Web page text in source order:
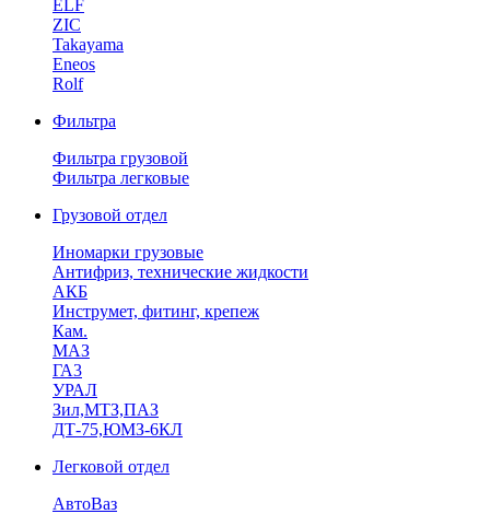
ELF
ZIC
Takayama
Eneos
Rolf
Фильтра
Фильтра грузовой
Фильтра легковые
Грузовой отдел
Иномарки грузовые
Антифриз, технические жидкости
АКБ
Инструмет, фитинг, крепеж
Кам.
МАЗ
ГА3
УРАЛ
Зил,МТЗ,ПАЗ
ДТ-75,ЮМЗ-6КЛ
Легковой отдел
АвтоВаз